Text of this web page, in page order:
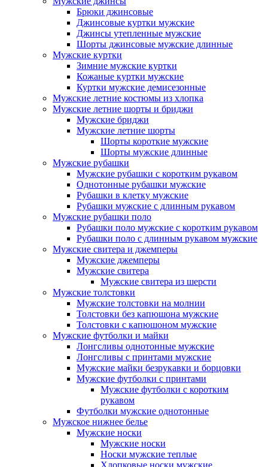
Брюки джинсовые
Джинсовые куртки мужские
Джинсы утепленные мужские
Шорты джинсовые мужские длинные
Мужские куртки
Зимние мужские куртки
Кожаные куртки мужские
Куртки мужские демисезонные
Мужские летние костюмы из хлопка
Мужские летние шорты и бриджи
Мужские бриджи
Мужские летние шорты
Шорты короткие мужские
Шорты мужские длинные
Мужские рубашки
Мужские рубашки с коротким рукавом
Однотонные рубашки мужские
Рубашки в клетку мужские
Рубашки мужские с длинным рукавом
Мужские рубашки поло
Рубашки поло мужские с коротким рукавом
Рубашки поло с длинным рукавом мужские
Мужские свитера и джемперы
Мужские джемперы
Мужские свитера
Мужские свитера из шерсти
Мужские толстовки
Мужские толстовки на молнии
Толстовки без капюшона мужские
Толстовки с капюшоном мужские
Мужские футболки и майки
Лонгсливы однотонные мужские
Лонгсливы с принтами мужские
Мужские майки безрукавки и борцовки
Мужские футболки с принтами
Мужские футболки с коротким
рукавом
Футболки мужские однотонные
Мужское нижнее белье
Мужские носки
Мужские носки
Носки мужские теплые
Хлопковые носки мужские